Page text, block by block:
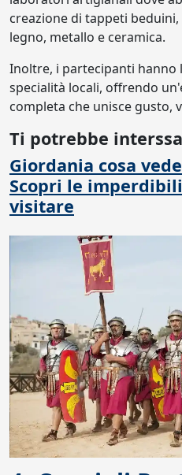
creazione di tappeti
legno, metallo e ceramica.
Inoltre, i partecipanti
specialità locali, offrendo
completa che unisce gusto,
Ti potrebbe
Giordania cosa
Scopri le
visitare